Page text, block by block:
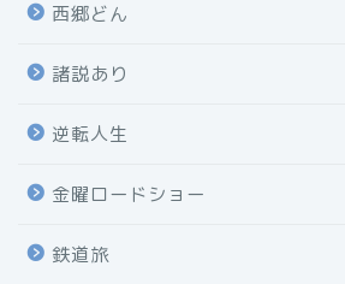
西郷どん
諸説あり
逆転人生
金曜ロードショー
鉄道旅